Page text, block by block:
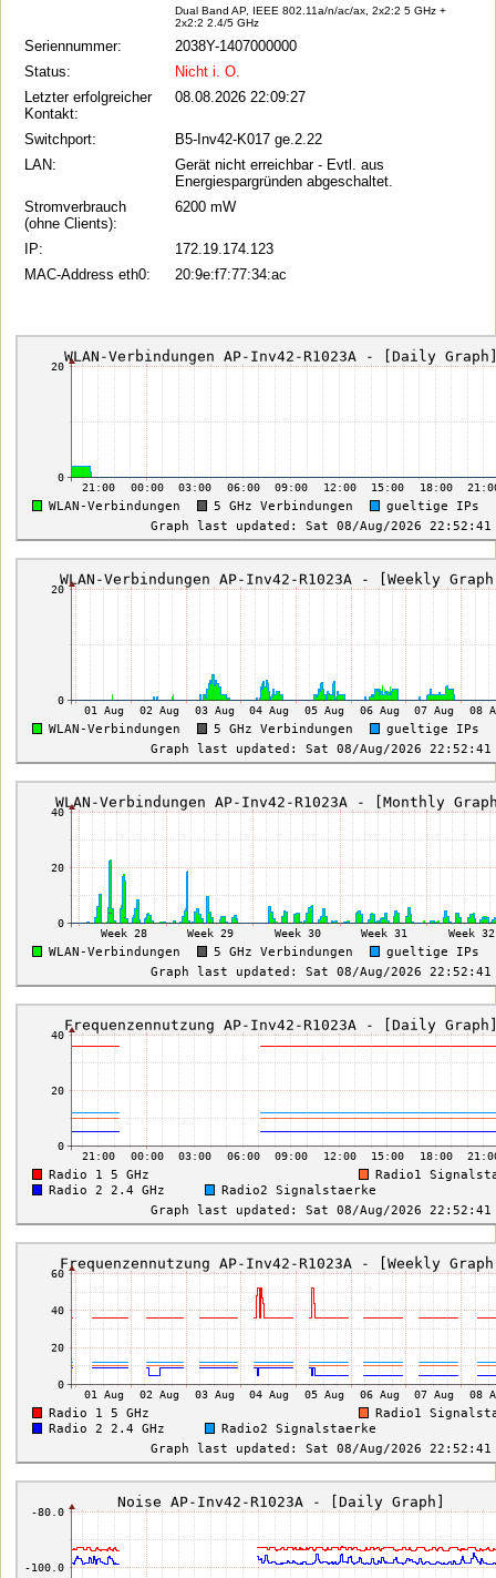
Dual Band AP, IEEE 802.11a/n/ac/ax, 2x2:2 5 GHz +
2x2:2 2.4/5 GHz
Seriennummer:
2038Y-1407000000
Status:
Nicht i. O.
Letzter erfolgreicher
Kontakt:
08.08.2026 22:09:27
Switchport:
B5-Inv42-K017 ge.2.22
LAN:
Gerät nicht erreichbar - Evtl. aus
Energiespargründen abgeschaltet.
Stromverbrauch
(ohne Clients):
6200 mW
IP:
172.19.174.123
MAC-Address eth0:
20:9e:f7:77:34:ac